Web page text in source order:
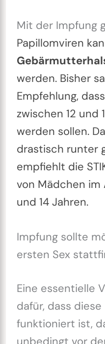
Mit der Impfung
Papillomviren
werden. Bisher
Empfehlung,
zwischen 12 und
werden sollen.
drastisch runter
empfiehlt die
von Mädchen im
und 14 Jahren.
Impfung sollte
ersten Sex
Eine essentielle
dafür, dass
funktioniert ist,